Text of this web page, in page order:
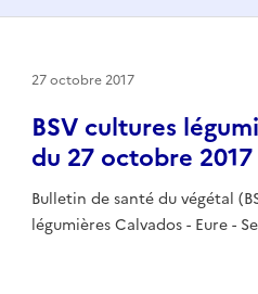
BSV cultures
du 27 octobre 2017
Bulletin de santé du végétal
légumières Calvados - Eure -
27 octobre 2017